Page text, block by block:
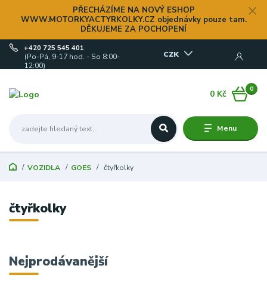
PŘECHÁZÍME NA NOVÝ ESHOP
WWW.MOTORKYACTYRKOLKY.CZ objednávky pouze tam.
DĚKUJEME ZA POCHOPENÍ
Menu
CZK
+420 725 545 401
(Po-Pá, 9-17 hod. - So 8:00-
12:00)
0
0 Kč
VOZIDLA GOES čtyřkolky
čtyřkolky
Nejprodávanější